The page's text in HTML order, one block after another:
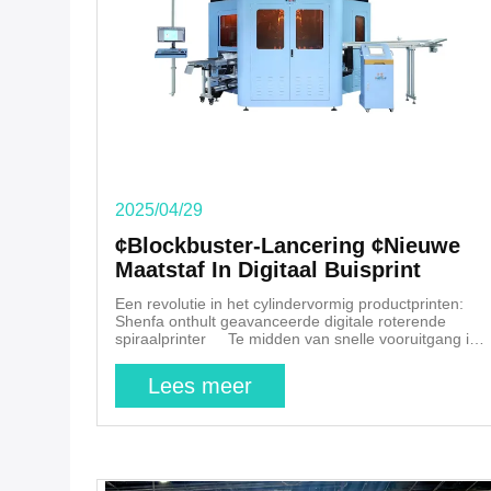
2025/04/29
¢Blockbuster-Lancering ¢Nieuwe
Maatstaf In Digitaal Buisprint
Een revolutie in het cylindervormig productprinten:
Shenfa onthult geavanceerde digitale roterende
spiraalprinter Te midden van snelle vooruitgang in
industriestandaarden opnieuw gedefinieerd met zijn
baanbrekende **Rotary Spiral Digital Inkjet Printer
SF-IRX84**Deze innovatie, die is ontworpen voor de
verschillende sectoren. Technische doorbraken die
Lees meer